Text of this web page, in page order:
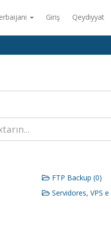
Giriş Qeydiyyat
FTP Backup (0)
Servidores, VPS